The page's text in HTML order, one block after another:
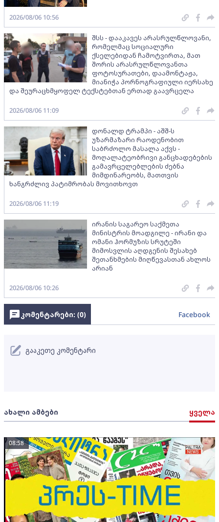
2026/08/06 10:56
შსს - დააკავეს არასრულწლოვანი,
რომელმაც სოციალური
ქსელებიდან ჩამოტვირთა, მათ
შორის არასრულწლოვანთა
ფოტოსურათები, დაამონტაჟა,
მიანიჭა პორნოგრაფიული იერსახე
და შეურაცხმყოფელ ტექსტებთან ერთად გაავრცელა
2026/08/06 11:09
დონალდ ტრამპი - აშშ-ს
უზარმაზარი რაოდენობით
საბრძოლო მასალა აქვს -
მოღალატეობრივი განცხადებების
გამავრცელებლების ძებნა
მიმდინარეობს, მათთვის
ხანგრძლივ პატიმრობას მოვითხოვთ
2026/08/06 11:19
ირანის საგარეო საქმეთა
მინისტრის მოადგილე - ირანი და
ომანი ჰორმუზის სრუტეში
მიმოსვლის აღდგენის შესახებ
შეთანხმების მიღწევასთან ახლოს
არიან
2026/08/06 10:26
ახალი ამბები ყველა
08:58
კომენტარები: (0) Facebook
გააკეთე კომენტარი